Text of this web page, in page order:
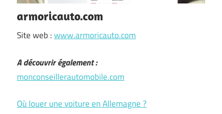
armoricauto.com
Site web :www.armoricauto.com
A découvrir également :
monconseillerautomobile.com
Où louer une voiture en Allemagne ?